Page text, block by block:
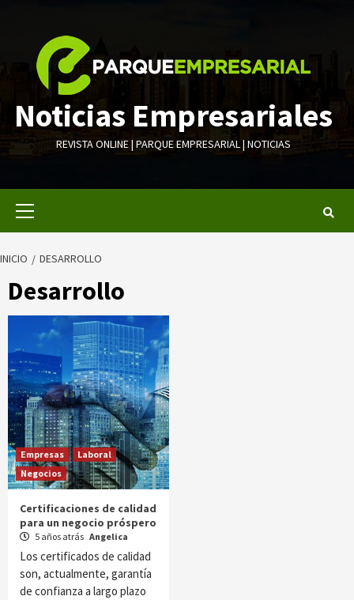
contenido
Noticias Empresariales
REVISTA ONLINE | PARQUE EMPRESARIAL | NOTICIAS
INICIO DESARROLLO
Desarrollo
Empresas
Laboral
Negocios
Certificaciones de calidad
para un negocio próspero
5 años atrás Angelica
Los certificados de calidad
son, actualmente, garantía
de confianza a largo plazo